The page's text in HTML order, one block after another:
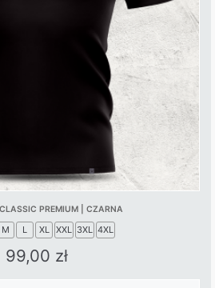
PREMIUM | CZARNA
M L XL XXL 3XL 4XL
99,00 zł
This